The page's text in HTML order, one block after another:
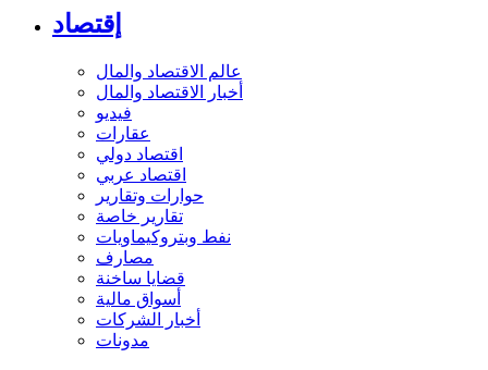
إقتصاد
عالم الاقتصاد والمال
أخبار الاقتصاد والمال
فيديو
عقارات
اقتصاد دولي
اقتصاد عربي
حوارات وتقارير
تقارير خاصة
نفط وبتروكيماويات
مصارف
قضايا ساخنة
أسواق مالية
أخبار الشركات
مدونات